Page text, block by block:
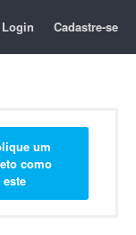
Login Cadastre-se
um
como
este